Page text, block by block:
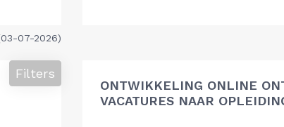
07-2026)
Filters
ONTWIKKELING ONLINE
VACATURES NAAR